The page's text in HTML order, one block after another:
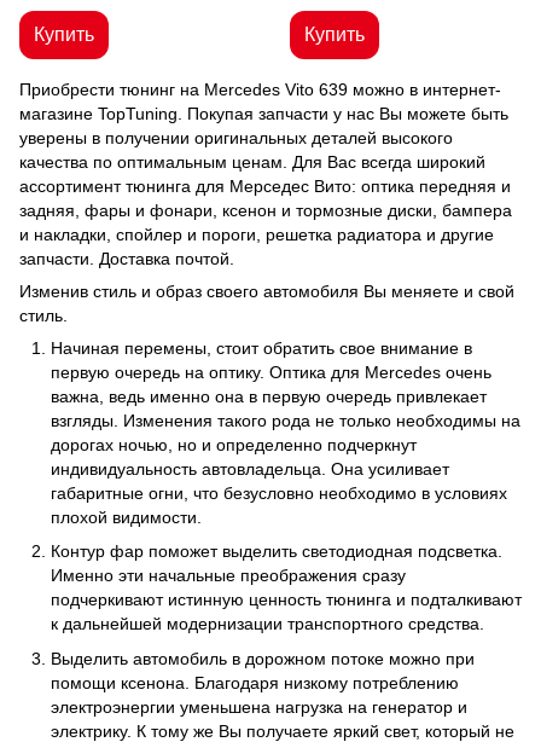
Купить Купить
Приобрести тюнинг на Mercedes Vito 639 можно в интернет-
магазине TopTuning. Покупая запчасти у нас Вы можете быть
уверены в получении оригинальных деталей высокого
качества по оптимальным ценам. Для Вас всегда широкий
ассортимент тюнинга для Мерседес Вито: оптика передняя и
задняя, фары и фонари, ксенон и тормозные диски, бампера
и накладки, спойлер и пороги, решетка радиатора и другие
запчасти. Доставка почтой.
Изменив стиль и образ своего автомобиля Вы меняете и свой
стиль.
Начиная перемены, стоит обратить свое внимание в
первую очередь на оптику. Оптика для Mercedes очень
важна, ведь именно она в первую очередь привлекает
взгляды. Изменения такого рода не только необходимы на
дорогах ночью, но и определенно подчеркнут
индивидуальность автовладельца. Она усиливает
габаритные огни, что безусловно необходимо в условиях
плохой видимости.
Контур фар поможет выделить светодиодная подсветка.
Именно эти начальные преображения сразу
подчеркивают истинную ценность тюнинга и подталкивают
к дальнейшей модернизации транспортного средства.
Выделить автомобиль в дорожном потоке можно при
помощи ксенона. Благодаря низкому потреблению
электроэнергии уменьшена нагрузка на генератор и
электрику. К тому же Вы получаете яркий свет, который не